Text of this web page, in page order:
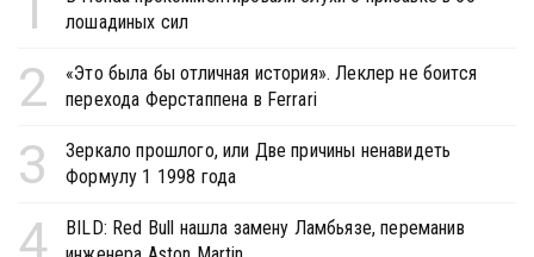
лошадиных сил
2
«Это была бы отличная история». Леклер не боится
перехода Ферстаппена в Ferrari
3
Зеркало прошлого, или Две причины ненавидеть
Формулу 1 1998 года
4
BILD: Red Bull нашла замену Ламбьязе, переманив